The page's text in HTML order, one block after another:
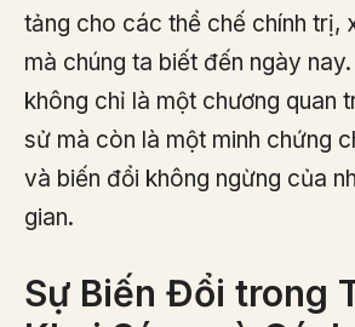
tảng cho các thể chế chính trị,
mà chúng ta biết đến ngày
không chỉ là một chương quan
sử mà còn là một minh chứng
và biến đổi không ngừng của
gian.
Sự Biến Đổi trong